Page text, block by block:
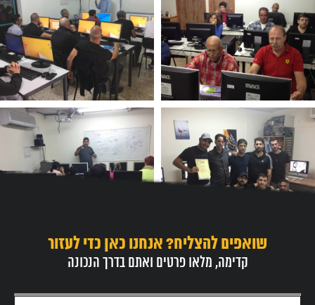
שואפים להצליח? אנחנו כאן כדי לעזור
קדימה, מלאו פרטים ואתם בדרך הנכונה